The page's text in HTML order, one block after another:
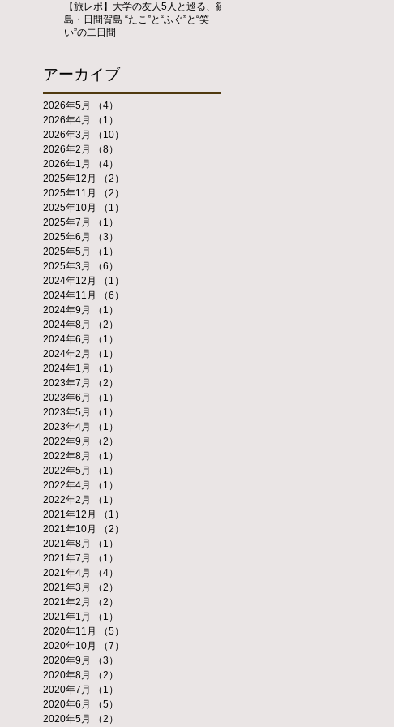
【旅レポ】大学の友人5人と巡る、篠
島・日間賀島 “たこ”と“ふぐ”と“笑
い”の二日間
アーカイブ
2026年5月 （4）
2026年4月
（1）
2026年3月
（10）
2026年2月
（8）
2026年1月
（4）
2025年12月
（2）
2025年11月
（2）
2025年10月
（1）
2025年7月
（1）
2025年6月
（3）
2025年5月
（1）
2025年3月
（6）
2024年12月
（1）
2024年11月
（6）
2024年9月
（1）
2024年8月
（2）
2024年6月
（1）
2024年2月
（1）
2024年1月
（1）
2023年7月
（2）
2023年6月
（1）
2023年5月
（1）
2023年4月
（1）
2022年9月
（2）
2022年8月
（1）
2022年5月
（1）
2022年4月
（1）
2022年2月
（1）
2021年12月
（1）
2021年10月
（2）
2021年8月
（1）
2021年7月
（1）
2021年4月
（4）
2021年3月
（2）
2021年2月
（2）
2021年1月
（1）
2020年11月
（5）
2020年10月
（7）
2020年9月
（3）
2020年8月
（2）
2020年7月
（1）
2020年6月
（5）
2020年5月
（2）